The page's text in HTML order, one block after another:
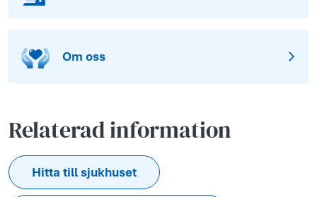
Om oss
Relaterad information
Hitta till sjukhuset